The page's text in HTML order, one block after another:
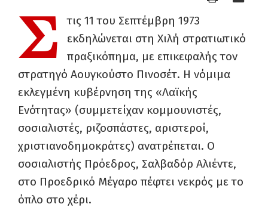
Σ
τις 11 του Σεπτέμβρη 1973
εκδηλώνεται στη Χιλή στρατιωτικό
πραξικόπημα, με επικεφαλής τον
στρατηγό Αουγκούστο Πινοσέτ. Η νόμιμα
εκλεγμένη κυβέρνηση της «Λαϊκής
Ενότητας» (συμμετείχαν κομμουνιστές,
σοσιαλιστές, ριζοσπάστες, αριστεροί,
χριστιανοδημοκράτες) ανατρέπεται. Ο
σοσιαλιστής Πρόεδρος, Σαλβαδόρ Αλιέντε,
στο Προεδρικό Μέγαρο πέφτει νεκρός με το
όπλο στο χέρι.